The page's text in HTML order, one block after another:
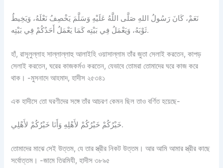
نَعَمْ، كَانَ رَسُولُ اللهِ صَلَّى اللَّهُ عَلَيْهِ وَسَلَّمَ يَخْصِفُ نَعْلَهُ، وَيَخِيطُ
ثَوْبَهُ، وَيَعْمَلُ فِي بَيْتِه كَمَا يَعْمَلُ أَحَدُكُمْ فِي بَيْتِه.
হাঁ, রাসূলুল্লাহ সাল্লাল্লাহু আলাইহি ওয়াসাল্লাম তাঁর জুতা সেলাই করতেন, কাপড়
সেলাই করতেন, ঘরের কাজকর্মও করতেন, যেভাবে তোমরা তোমাদের ঘরে কাজ করে
থাক। -মুসনাদে আহমাদ, হাদীস ২৫৩৪১
এক হাদীসে তো ঘরণীদের সঙ্গে তাঁর আচরণ কেমন ছিল তাও বর্ণিত হয়েছে-
خَيْرُكُمْ خَيْرُكُمْ لأَهْلِهِ وَأَنَا خَيْرُكُمْ لأَهْلِي.
তোমাদের মাঝে সেই উত্তম, যে তার স্ত্রীর নিকট উত্তম। আর আমি আমার স্ত্রীর কাছে
সর্বোত্তম। -জামে তিরমিযী, হাদীস ৩৮৯৫